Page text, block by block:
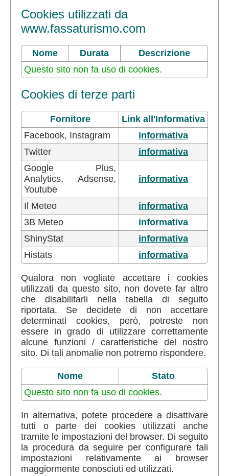
Cookies utilizzati da
www.fassaturismo.com
Nome Durata
Descrizione
Questo sito non fa uso di cookies.
Cookies di terze parti
Fornitore
Link all'Informativa
Facebook, Instagram
informativa
Twitter
informativa
Google Plus,
Analytics, Adsense,
Youtube
informativa
Il Meteo
informativa
3B Meteo
informativa
ShinyStat
informativa
Histats
informativa
Qualora non vogliate accettare i cookies
utilizzati da questo sito, non dovete far altro
che disabilitarli nella tabella di seguito
riportata. Se decidete di non accettare
determinati cookies, però, potreste non
essere in grado di utilizzare correttamente
alcune funzioni / caratteristiche del nostro
sito. Di tali anomalie non potremo rispondere.
Nome
Stato
Questo sito non fa uso di cookies.
In alternativa, potete procedere a disattivare
tutti o parte dei cookies utilizzati anche
tramite le impostazioni del browser. Di seguito
la procedura da seguire per configurare tali
impostazioni relativamente ai browser
maggiormente conosciuti ed utilizzati.